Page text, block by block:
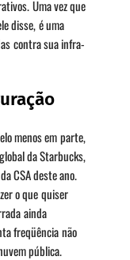
Uma vez que
disse, é uma
contra sua infra-
menos em parte,
da Starbucks,
CSA deste ano.
o que quiser
ainda
freqüência não
pública.